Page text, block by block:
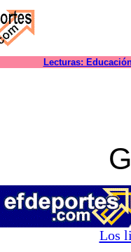
Lecturas:
Los